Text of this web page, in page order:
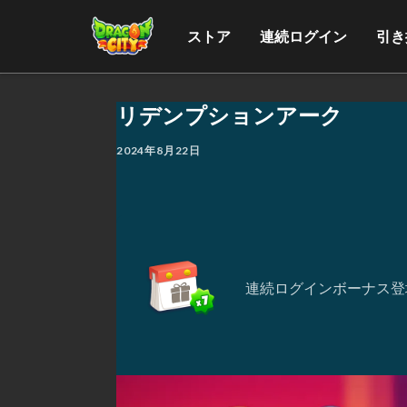
ストア 連続ログイン 引
リデンプションアーク
2024年8月22日
連続ログインボーナス